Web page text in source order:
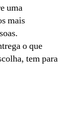
uma
mais
o que
tem para